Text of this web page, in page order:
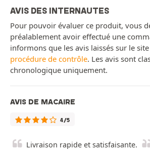
AVIS DES INTERNAUTES
Pour pouvoir évaluer ce produit, vous
préalablement avoir effectué une
informons que les avis laissés sur le
procédure de contrôle. Les avis sont
chronologique uniquement.
AVIS DE MACAIRE
4/5
Livraison rapide et satisfaisante.